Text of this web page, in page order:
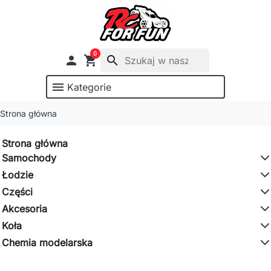
 shopping_cart
0
search
menu Kategorie
Strona główna
Strona główna
Samochody
Łodzie
Części
Akcesoria
Koła
Chemia modelarska